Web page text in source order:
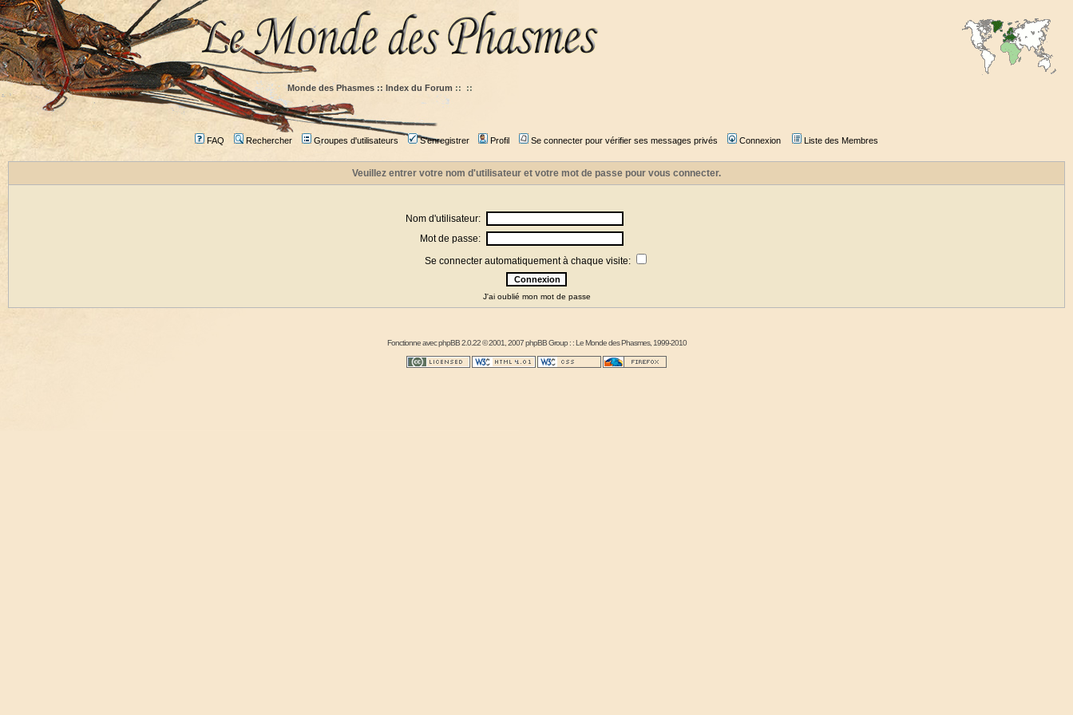
Monde des Phasmes :: Index du Forum :: ::
FAQ Rechercher Groupes d'utilisateurs S'enregistrer Profil Se connecter pour vérifier ses messages privés Connexion Liste des Membres
Veuillez entrer votre nom d'utilisateur et votre mot de passe pour vous connecter.
Nom d'utilisateur:
Mot de passe:
Se connecter automatiquement à chaque visite:
J'ai oublié mon mot de passe
Fonctionne avecphpBB2.0.22 © 2001, 2007 phpBB Group : :Le Monde des Phasmes, 1999-2010